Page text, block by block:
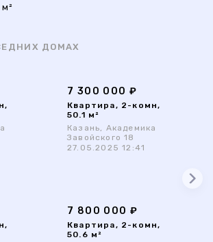
ДОМАХ
7 300 000 ₽
Квартира, 2-комн,
50.1 м²
Казань, Академика
Завойского 18
27.05.2025 12:41
7 800 000 ₽
Квартира, 2-комн,
50.6 м²